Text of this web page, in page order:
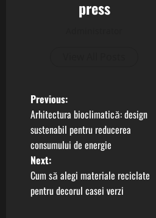
press
P
o
s
t
Previous:
Arhitectura bioclimatică: design
sustenabil pentru reducerea
consumului de energie
Next:
Cum să alegi materiale reciclate
pentru decorul casei verzi